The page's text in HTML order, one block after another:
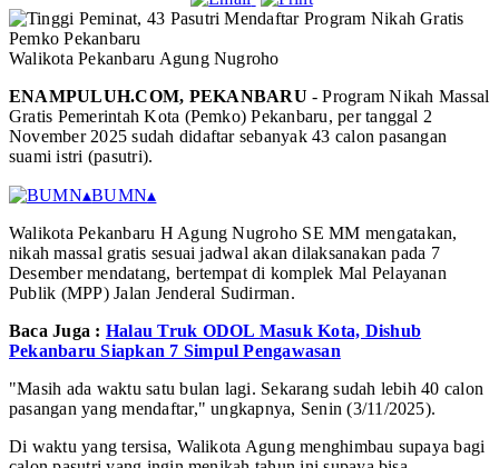
Walikota Pekanbaru Agung Nugroho
ENAMPULUH.COM, PEKANBARU - Program Nikah Massal
Gratis Pemerintah Kota (Pemko) Pekanbaru, per tanggal 2
November 2025 sudah didaftar sebanyak 43 calon pasangan
suami istri (pasutri).
▴BUMN▴
Walikota Pekanbaru H Agung Nugroho SE MM mengatakan,
nikah massal gratis sesuai jadwal akan dilaksanakan pada 7
Desember mendatang, bertempat di komplek Mal Pelayanan
Publik (MPP) Jalan Jenderal Sudirman.
Baca Juga : Halau Truk ODOL Masuk Kota, Dishub
Pekanbaru Siapkan 7 Simpul Pengawasan
"Masih ada waktu satu bulan lagi. Sekarang sudah lebih 40 calon
pasangan yang mendaftar," ungkapnya, Senin (3/11/2025).
Di waktu yang tersisa, Walikota Agung menghimbau supaya bagi